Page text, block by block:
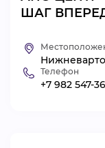
ШАГ
Телефон
+7 982 547-